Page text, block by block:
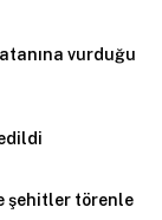
vurduğu
şehitler törenle